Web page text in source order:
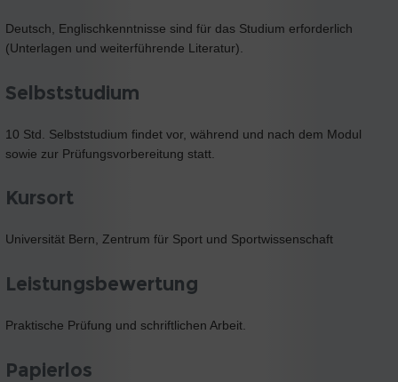
Deutsch, Englischkenntnisse sind für das Studium erforderlich
(Unterlagen und weiterführende Literatur).
Selbststudium
10 Std. Selbststudium findet vor, während und nach dem Modul
sowie zur Prüfungsvorbereitung statt.
Kursort
Universität Bern, Zentrum für Sport und Sportwissenschaft
Leistungsbewertung
Praktische Prüfung und schriftlichen Arbeit.
Papierlos